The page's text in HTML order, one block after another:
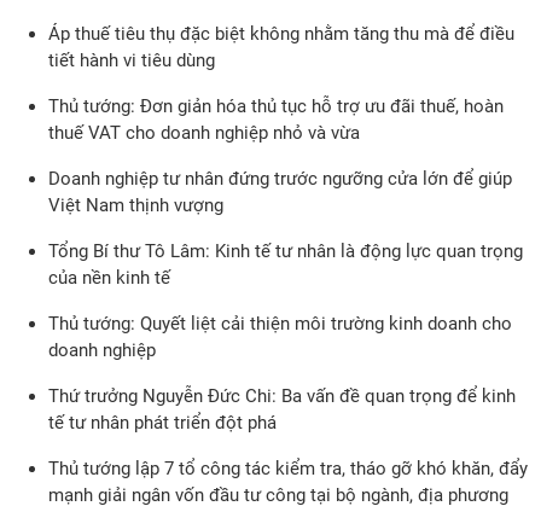
Áp thuế tiêu thụ đặc biệt không nhằm tăng thu mà để điều
tiết hành vi tiêu dùng
Thủ tướng: Đơn giản hóa thủ tục hỗ trợ ưu đãi thuế, hoàn
thuế VAT cho doanh nghiệp nhỏ và vừa
Doanh nghiệp tư nhân đứng trước ngưỡng cửa lớn để giúp
Việt Nam thịnh vượng
Tổng Bí thư Tô Lâm: Kinh tế tư nhân là động lực quan trọng
của nền kinh tế
Thủ tướng: Quyết liệt cải thiện môi trường kinh doanh cho
doanh nghiệp
Thứ trưởng Nguyễn Đức Chi: Ba vấn đề quan trọng để kinh
tế tư nhân phát triển đột phá
Thủ tướng lập 7 tổ công tác kiểm tra, tháo gỡ khó khăn, đẩy
mạnh giải ngân vốn đầu tư công tại bộ ngành, địa phương